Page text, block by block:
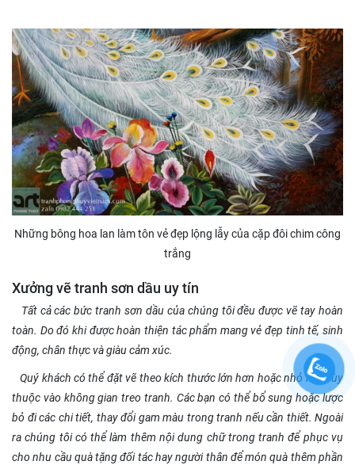
Những bông hoa lan làm tôn vẻ đẹp lộng lẫy của cặp đôi chim công
trắng
Xưởng vẽ tranh sơn dầu uy tín
Tất cả các bức tranh sơn dầu của chúng tôi đều được vẽ tay hoàn
toàn. Do đó khi được hoàn thiện tác phẩm mang vẻ đẹp tinh tế, sinh
động, chân thực và giàu cảm xúc.
Quý khách có thể đặt vẽ theo kích thước lớn hơn hoặc nhỏ hơn tùy
thuộc vào không gian treo tranh. Các bạn có thể bổ sung hoặc lược
bỏ đi các chi tiết, thay đổi gam màu trong tranh nếu cần thiết. Ngoài
ra chúng tôi có thể làm thêm nội dung chữ trong tranh để phục vụ
cho nhu cầu quà tặng đối tác hay người thân để món quà thêm phần